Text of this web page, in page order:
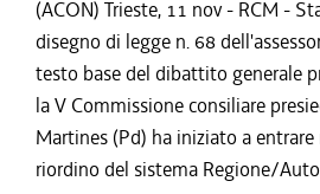
(ACON) Trieste, 11 nov - RCM -
disegno di legge n. 68
testo base del dibattito generale
la V Commissione consiliare
Martines (Pd) ha iniziato a
riordino del sistema Regione/